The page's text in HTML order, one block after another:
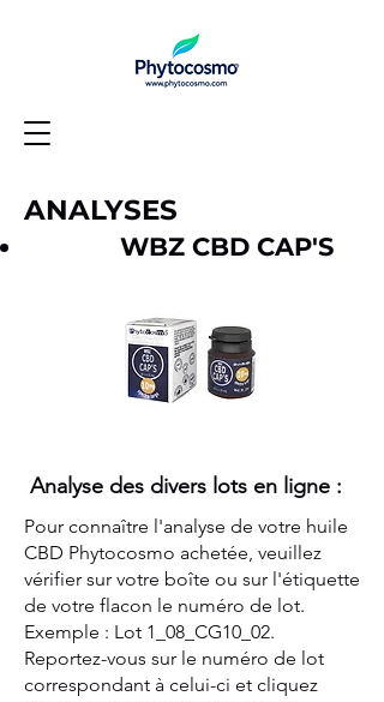
ANALYSES
WBZ CBD CAP'S
Analyse des divers lots en ligne :
Pour connaître l'analyse de votre huile
CBD Phytocosmo achetée, veuillez
vérifier sur votre boîte ou sur l'étiquette
de votre flacon le numéro de lot.
Exemple : Lot 1_08_CG10_02.
Reportez-vous sur le numéro de lot
correspondant à celui-ci et cliquez